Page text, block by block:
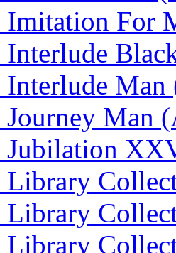
Imitation For
Interlude
Interlude Man
Journey Man
Jubilation
Library
Library
Library